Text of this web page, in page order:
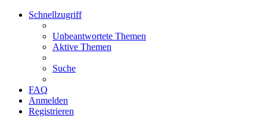
Schnellzugriff
Unbeantwortete Themen
Aktive Themen
Suche
FAQ
Anmelden
Registrieren